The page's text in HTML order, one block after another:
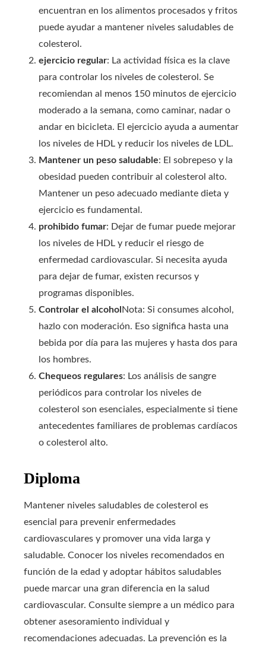
encuentran en los alimentos procesados ​​y fritos
puede ayudar a mantener niveles saludables de
colesterol.
ejercicio regular: La actividad física es la clave
para controlar los niveles de colesterol. Se
recomiendan al menos 150 minutos de ejercicio
moderado a la semana, como caminar, nadar o
andar en bicicleta. El ejercicio ayuda a aumentar
los niveles de HDL y reducir los niveles de LDL.
Mantener un peso saludable: El sobrepeso y la
obesidad pueden contribuir al colesterol alto.
Mantener un peso adecuado mediante dieta y
ejercicio es fundamental.
prohibido fumar: Dejar de fumar puede mejorar
los niveles de HDL y reducir el riesgo de
enfermedad cardiovascular. Si necesita ayuda
para dejar de fumar, existen recursos y
programas disponibles.
Controlar el alcohol Nota: Si consumes alcohol,
hazlo con moderación. Eso significa hasta una
bebida por día para las mujeres y hasta dos para
los hombres.
Chequeos regulares: Los análisis de sangre
periódicos para controlar los niveles de
colesterol son esenciales, especialmente si tiene
antecedentes familiares de problemas cardíacos
o colesterol alto.
Diploma
Mantener niveles saludables de colesterol es
esencial para prevenir enfermedades
cardiovasculares y promover una vida larga y
saludable. Conocer los niveles recomendados en
función de la edad y adoptar hábitos saludables
puede marcar una gran diferencia en la salud
cardiovascular. Consulte siempre a un médico para
obtener asesoramiento individual y
recomendaciones adecuadas. La prevención es la